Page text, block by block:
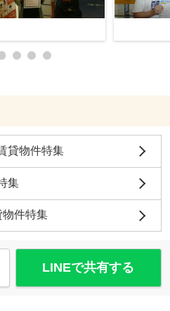
貸物件特集
集
物件特集
LINEで共有する